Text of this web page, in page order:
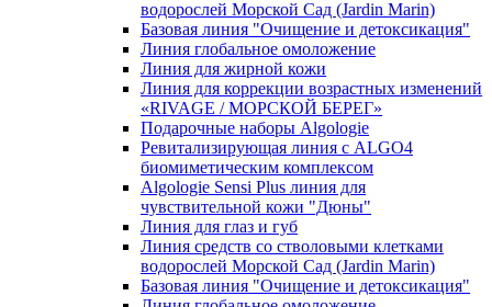
водорослей Морской Сад (Jardin Marin)
Базовая линия "Очищение и детоксикация"
Линия глобальное омоложение
Линия для жирной кожи
Линия для коррекции возрастных изменений
«RIVAGE / МОРСКОЙ БЕРЕГ»
Подарочные наборы Algologie
Ревитализирующая линия с ALGO4
биомиметическим комплексом
Algologie Sensi Plus линия для
чувcтвительной кожи "Дюны"
Линия для глаз и губ
Линия средств со стволовыми клетками
водорослей Морской Сад (Jardin Marin)
Базовая линия "Очищение и детоксикация"